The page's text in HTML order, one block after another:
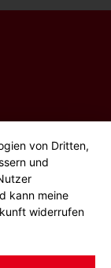
von Dritten,
und
kann meine
widerrufen